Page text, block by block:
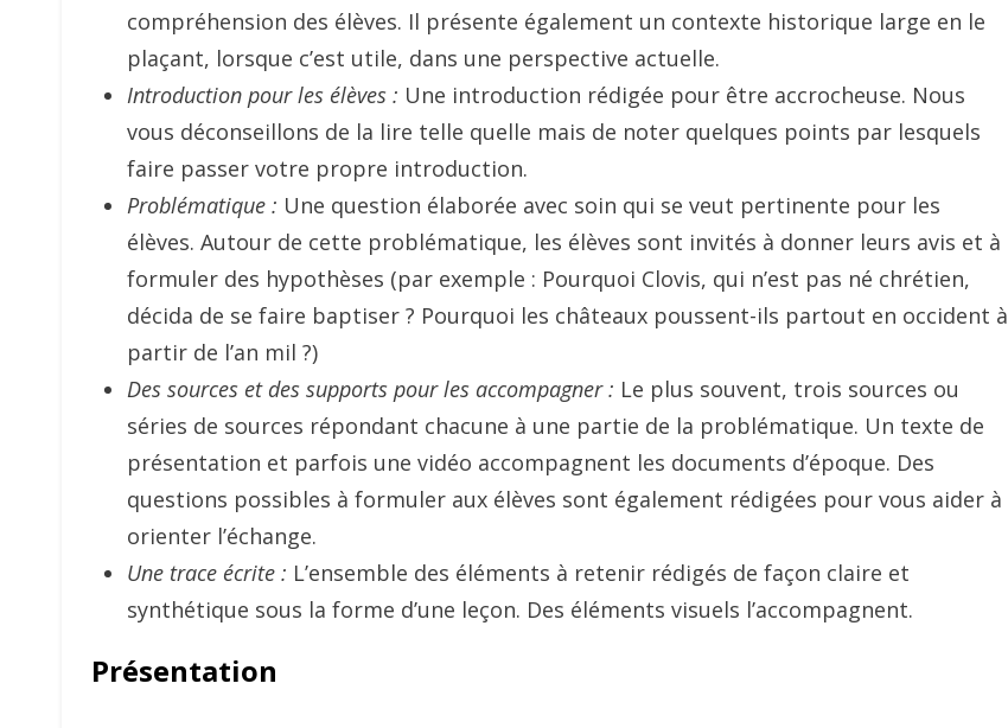
compréhension des élèves. Il présente également un contexte historique large en le
plaçant, lorsque c’est utile, dans une perspective actuelle.
Introduction pour les élèves : Une introduction rédigée pour être accrocheuse. Nous
vous déconseillons de la lire telle quelle mais de noter quelques points par lesquels
faire passer votre propre introduction.
Problématique : Une question élaborée avec soin qui se veut pertinente pour les
élèves. Autour de cette problématique, les élèves sont invités à donner leurs avis et à
formuler des hypothèses (par exemple : Pourquoi Clovis, qui n’est pas né chrétien,
décida de se faire baptiser ? Pourquoi les châteaux poussent-ils partout en occident à
partir de l’an mil ?)
Des sources et des supports pour les accompagner : Le plus souvent, trois sources ou
séries de sources répondant chacune à une partie de la problématique. Un texte de
présentation et parfois une vidéo accompagnent les documents d’époque. Des
questions possibles à formuler aux élèves sont également rédigées pour vous aider à
orienter l’échange.
Une trace écrite : L’ensemble des éléments à retenir rédigés de façon claire et
synthétique sous la forme d’une leçon. Des éléments visuels l’accompagnent.
Présentation